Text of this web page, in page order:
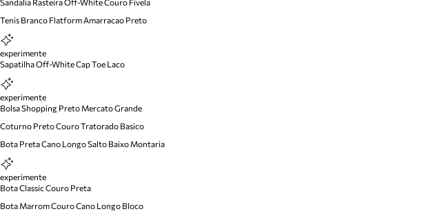
Sandalia Rasteira Off-White Couro Fivela
Tenis Branco Flatform Amarracao Preto
experimente
Sapatilha Off-White Cap Toe Laco
experimente
Bolsa Shopping Preto Mercato Grande
Coturno Preto Couro Tratorado Basico
Bota Preta Cano Longo Salto Baixo Montaria
experimente
Bota Classic Couro Preta
Bota Marrom Couro Cano Longo Bloco